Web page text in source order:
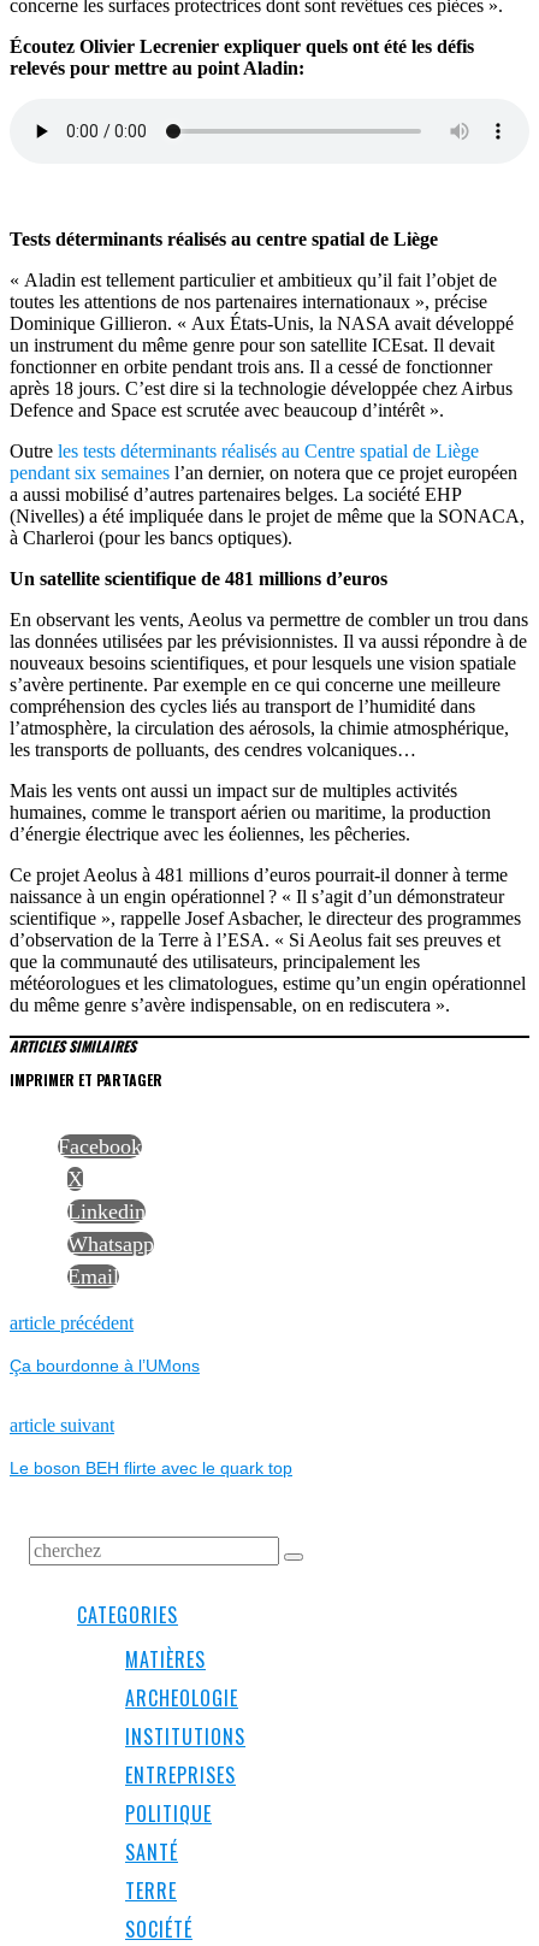
concerne les surfaces protectrices dont sont revêtues ces pièces ».
Écoutez Olivier Lecrenier expliquer quels ont été les défis
relevés pour mettre au point Aladin:
Tests déterminants réalisés au centre spatial de Liège
« Aladin est tellement particulier et ambitieux qu’il fait l’objet de
toutes les attentions de nos partenaires internationaux », précise
Dominique Gillieron. « Aux États-Unis, la NASA avait développé
un instrument du même genre pour son satellite ICEsat. Il devait
fonctionner en orbite pendant trois ans. Il a cessé de fonctionner
après 18 jours. C’est dire si la technologie développée chez Airbus
Defence and Space est scrutée avec beaucoup d’intérêt ».
Outre les tests déterminants réalisés au Centre spatial de Liège
pendant six semaines l’an dernier, on notera que ce projet européen
a aussi mobilisé d’autres partenaires belges. La société EHP
(Nivelles) a été impliquée dans le projet de même que la SONACA,
à Charleroi (pour les bancs optiques).
Un satellite scientifique de 481 millions d’euros
En observant les vents, Aeolus va permettre de combler un trou dans
las données utilisées par les prévisionnistes. Il va aussi répondre à de
nouveaux besoins scientifiques, et pour lesquels une vision spatiale
s’avère pertinente. Par exemple en ce qui concerne une meilleure
compréhension des cycles liés au transport de l’humidité dans
l’atmosphère, la circulation des aérosols, la chimie atmosphérique,
les transports de polluants, des cendres volcaniques…
Mais les vents ont aussi un impact sur de multiples activités
humaines, comme le transport aérien ou maritime, la production
d’énergie électrique avec les éoliennes, les pêcheries.
Ce projet Aeolus à 481 millions d’euros pourrait-il donner à terme
naissance à un engin opérationnel ? « Il s’agit d’un démonstrateur
scientifique », rappelle Josef Asbacher, le directeur des programmes
d’observation de la Terre à l’ESA. « Si Aeolus fait ses preuves et
que la communauté des utilisateurs, principalement les
météorologues et les climatologues, estime qu’un engin opérationnel
du même genre s’avère indispensable, on en rediscutera ».
ARTICLES SIMILAIRES
IMPRIMER ET PARTAGER
Facebook
X
Linkedin
Whatsapp
Email
NAVIGATION
DE
L’ARTICLE
article précédentPrevious
Ça bourdonne à l’UMons
article suivantNext
Le boson BEH flirte avec le quark top
CATEGORIES
MATIÈRES
ARCHEOLOGIE
INSTITUTIONS
ENTREPRISES
POLITIQUE
SANTÉ
TERRE
SOCIÉTÉ